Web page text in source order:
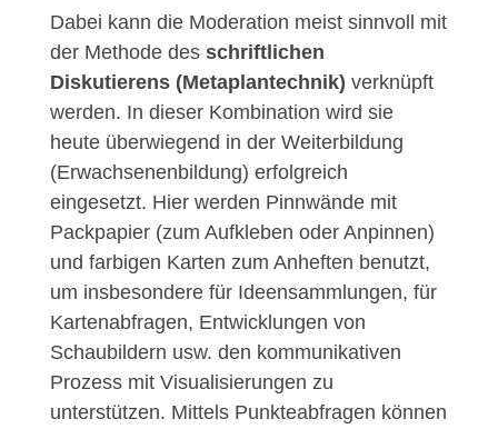
Dabei kann die Moderation meist sinnvoll mit
der Methode des schriftlichen
Diskutierens (Metaplantechnik) verknüpft
werden. In dieser Kombination wird sie
heute überwiegend in der Weiterbildung
(Erwachsenenbildung) erfolgreich
eingesetzt. Hier werden Pinnwände mit
Packpapier (zum Aufkleben oder Anpinnen)
und farbigen Karten zum Anheften benutzt,
um insbesondere für Ideensammlungen, für
Kartenabfragen, Entwicklungen von
Schaubildern usw. den kommunikativen
Prozess mit Visualisierungen zu
unterstützen. Mittels Punkteabfragen können